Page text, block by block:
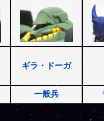
ギラ・ドーガ
一般兵